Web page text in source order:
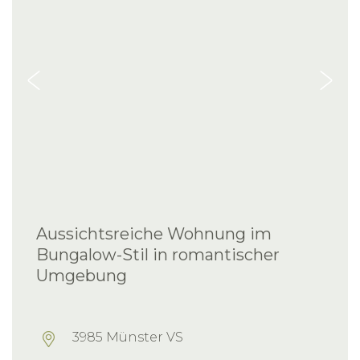
Aussichtsreiche Wohnung im
Bungalow-Stil in romantischer
Umgebung
3985 Münster VS